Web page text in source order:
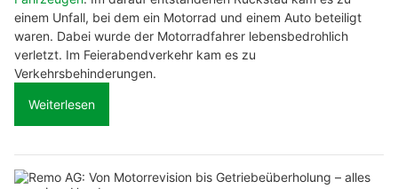
einem Unfall, bei dem ein Motorrad und einem Auto beteiligt
waren. Dabei wurde der Motorradfahrer lebensbedrohlich
verletzt. Im Feierabendverkehr kam es zu
Verkehrsbehinderungen.
Weiterlesen